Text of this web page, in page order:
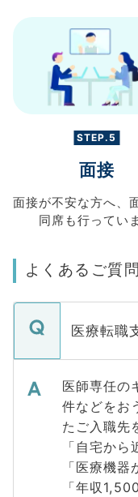
STEP.5
面接
面接が不安な方へ、
同席も行ってい
よくあるご質問
医療転職
医師専任の
件などをお
たご入職先
「自宅から
「医療機器
「年収